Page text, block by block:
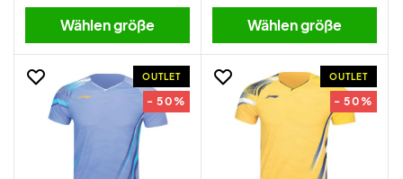
Wählen größe Wählen größe
OUTLET
- 50%
OUTLET
- 50%